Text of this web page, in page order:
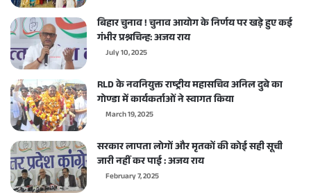
बिहार चुनाव ! चुनाव आयोग के निर्णय पर खड़े हुए कई
गंभीर प्रश्नचिन्ह: अजय राय
July 10, 2025
RLD के नवनियुक्त राष्ट्रीय महासचिव अनिल दुबे का
गोण्डा में कार्यकर्ताओं ने स्वागत किया
March 19, 2025
सरकार लापता लोगों और मृतकों की कोई सही सूची
जारी नहीं कर पाई : अजय राय
February 7, 2025